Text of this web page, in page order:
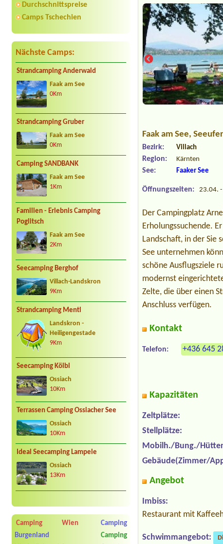
Durchschnittspreise
Camps Tschechien
Nächste Camps:
Strandcamping Anderwald
Faak am See
0Km
Strandcamping Gruber
Faak am See
0Km
Camping SANDBANK
Faak am See
1Km
Familien - Erlebnis Camping
Poglitsch
Faak am See
2Km
Seecamping Berghof
Villach-Landskron
9Km
Strandcamping Mentl
Landskron -
Heiligengestade
9Km
Seecamping Kölbl
Ossiach
10Km
Terrassen Camping Ossiacher See
Ossiach
10Km
Ideal Seecamping Lampele
Ossiach
13Km
Camping Wien
Camping
Burgenland
Camping
Faak am See,
Bezirk: Villach
Region: Kärnten
See: Faaker See
Öffnungszeiten: 23.04.
Der Campingplatz
Erholungssuchende.
Landschaft, in der Sie
See unternehmen
schöne Ausflugsziele
modernst
Zelte, die über einen
Anschluss verfügen.
Kontakt
Telefon: +436 645
Kapazitäten
Zeltplätze:
Stellplätze:
Mobilh./Bung./
Gebäude(Zimmer/
Angebot
Imbiss:
Restaurant mit
Schwimmangebot: